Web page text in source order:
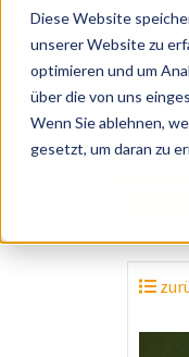
Diese Website
unserer Website zu
optimieren und um
über die von uns
Wenn Sie ablehnen,
gesetzt, um daran zu
Künstler, Zelte,